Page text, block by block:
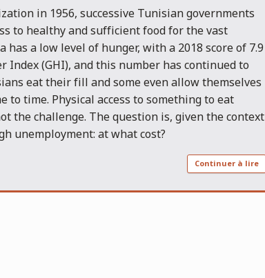
in 1956, successive Tunisian governments
to healthy and sufficient food for the vast
a low level of hunger, with a 2018 score of 7.9
Index (GHI), and this number has continued to
eat their fill and some even allow themselves
time. Physical access to something to eat
the challenge. The question is, given the context
unemployment: at what cost?
Continuer à lire